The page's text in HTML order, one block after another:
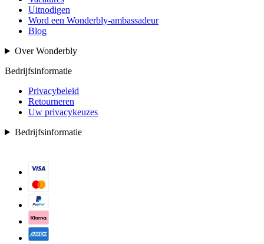
Uitnodigen
Word een Wonderbly-ambassadeur
Blog
Over Wonderbly
Bedrijfsinformatie
Privacybeleid
Retourneren
Uw privacykeuzes
Bedrijfsinformatie